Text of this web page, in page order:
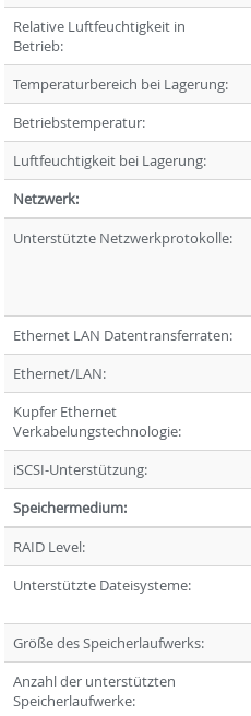
Relative Luftfeuchtigkeit in
Betrieb:
Temperaturbereich bei Lagerung:
Betriebstemperatur:
Luftfeuchtigkeit bei Lagerung:
Netzwerk:
Unterstützte Netzwerkprotokolle:
Ethernet LAN Datentransferraten:
Ethernet/LAN:
Kupfer Ethernet
Verkabelungstechnologie:
iSCSI-Unterstützung:
Speichermedium:
RAID Level:
Unterstützte Dateisysteme:
Größe des Speicherlaufwerks:
Anzahl der unterstützten
Speicherlaufwerke: